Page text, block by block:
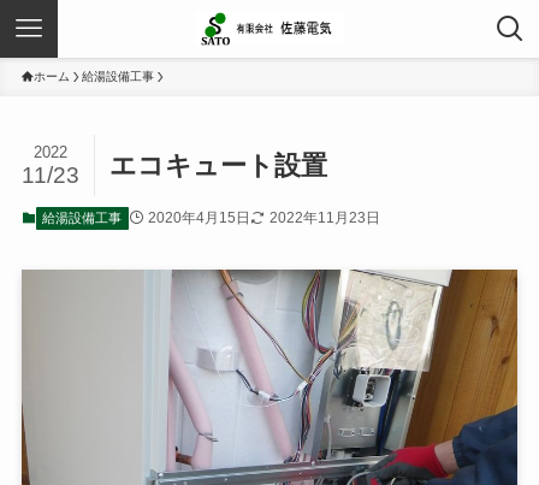
ホーム 給湯設備工事
エコキュート設置
2022
11/23
給湯設備工事 2020年4月15日 2022年11月23日